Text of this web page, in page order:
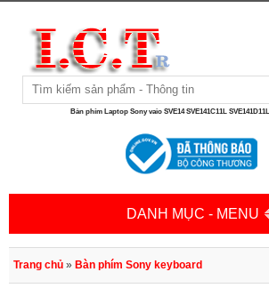
Bàn phím Laptop Sony vaio SVE14 SVE141C11L
DANH MỤC - MENU
Trang chủ » Bàn phím Sony keyboard